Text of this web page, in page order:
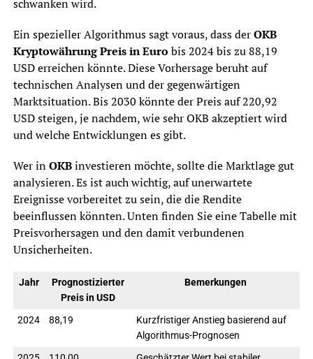
schwanken wird.
Ein spezieller Algorithmus sagt voraus, dass derOKB
Kryptowährung Preis in Euro bis 2024 bis zu 88,19
USD erreichen könnte. Diese Vorhersage beruht auf
technischen Analysen und der gegenwärtigen
Marktsituation. Bis 2030 könnte der Preis auf 220,92
USD steigen, je nachdem, wie sehr OKB akzeptiert wird
und welche Entwicklungen es gibt.
Wer inOKBinvestieren möchte, sollte die Marktlage gut
analysieren. Es ist auch wichtig, auf unerwartete
Ereignisse vorbereitet zu sein, die die Rendite
beeinflussen könnten. Unten finden Sie eine Tabelle mit
Preisvorhersagen und den damit verbundenen
Unsicherheiten.
Jahr
Prognostizierter
Preis in USD
Bemerkungen
2024 88,19
Kurzfristiger Anstieg basierend auf
Algorithmus-Prognosen